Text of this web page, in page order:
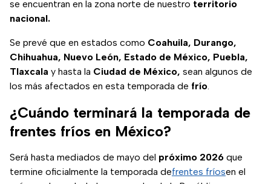
se encuentran en la zona norte de nuestro territorio
nacional.
Se prevé que en estados como Coahuila, Durango,
Chihuahua, Nuevo León, Estado de México, Puebla,
Tlaxcala y hasta la Ciudad de México, sean algunos de
los más afectados en esta temporada de frío.
¿Cuándo terminará la temporada de
frentes fríos en México?
Será hasta mediados de mayo del próximo 2026 que
termine oficialmente la temporada defrentes fríosen el